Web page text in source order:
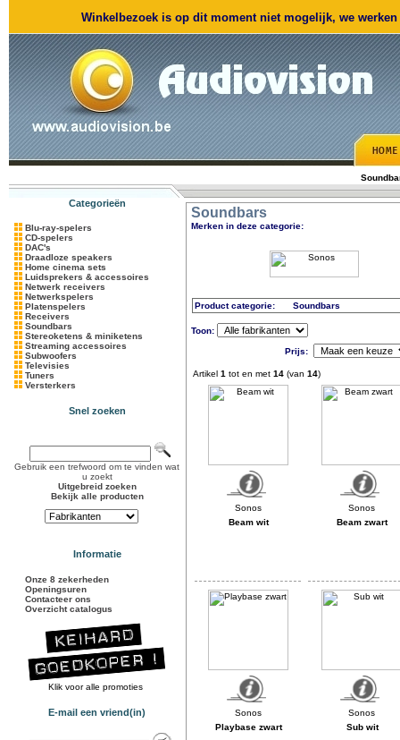
Winkelbezoek is op dit moment niet mogelijk, we
Categorieën
Blu-ray-spelers
CD-spelers
DAC's
Draadloze speakers
Home cinema sets
Luidsprekers & accessoires
Netwerk receivers
Netwerkspelers
Platenspelers
Receivers
Soundbars
Stereoketens & miniketens
Streaming accessoires
Subwoofers
Televisies
Tuners
Versterkers
Snel zoeken
Gebruik een trefwoord om te vinden wat
u zoekt
Uitgebreid zoeken
Bekijk alle producten
Informatie
Onze 8 zekerheden
Openingsuren
Contacteer ons
Overzicht catalogus
Klik voor alle promoties
E-mail een vriend(in)
Soundbars
Merken in deze categorie:
Product categorie: Soundbars
Toon:
Prijs:
Artikel 1 tot en met 14 (van 14)
Beam wit Beam zwart
Playbase zwart Sub wit